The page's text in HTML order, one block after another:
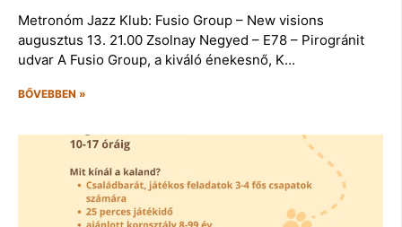
Metronóm Jazz Klub: Fusio Group – New visions
augusztus 13. 21.00 Zsolnay Negyed – E78 – Pirogránit
udvar A Fusio Group, a kiváló énekesnő, K…
BŐVEBBEN »